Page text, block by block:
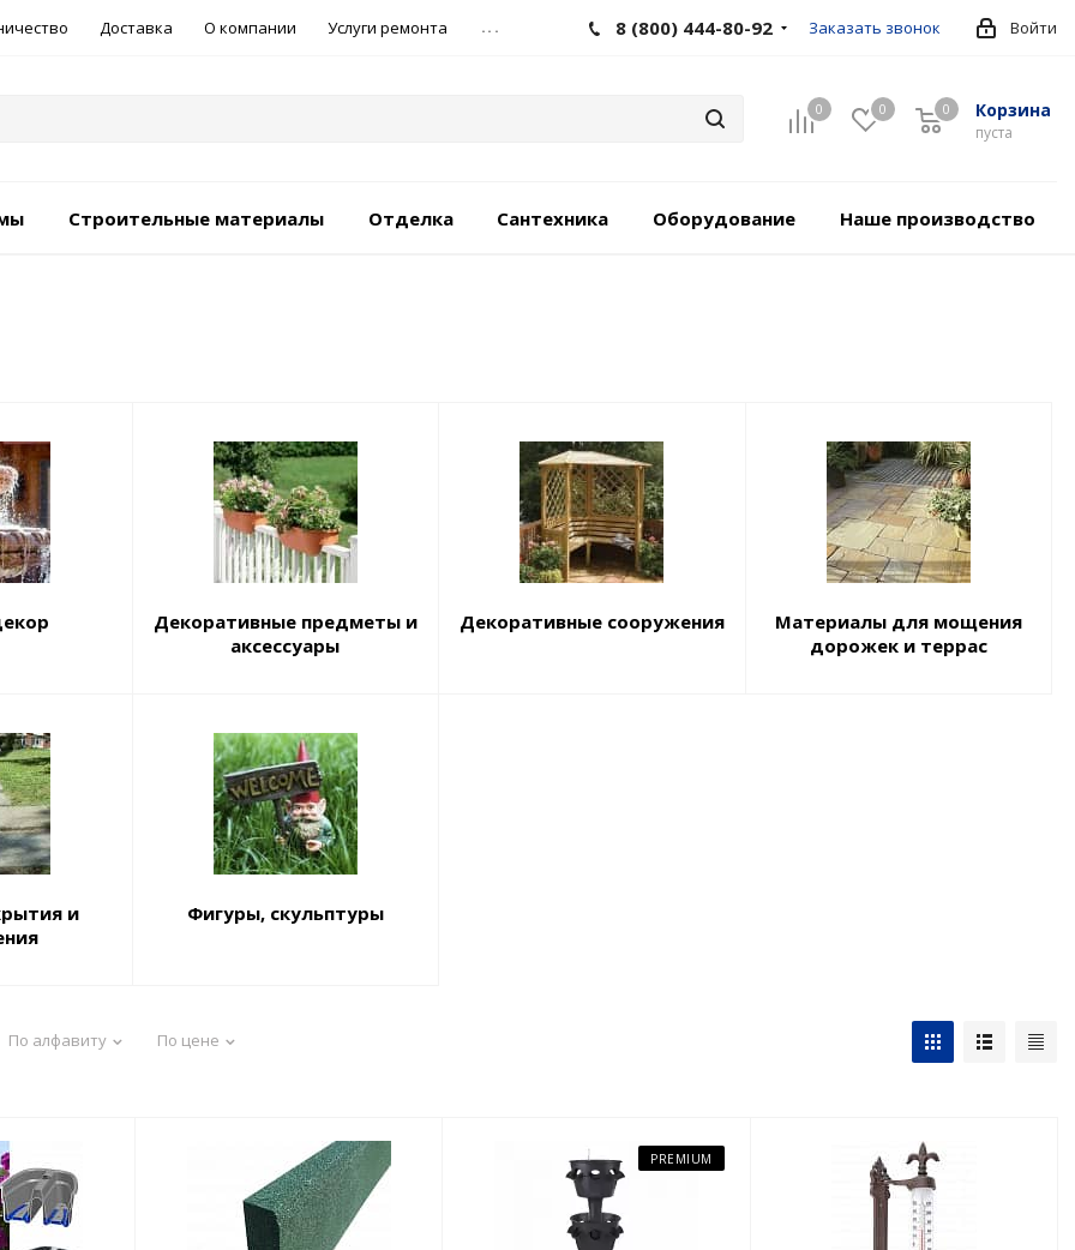
Доставка О компании Услуги ремонта ... Войти
8 (800) 444-80-92 Заказать звонок
0 0 Корзина
пуста
0
Строительные материалы Отделка Сантехника Оборудование Наше производство
Декоративные предметы и
аксессуары
Декоративные сооружения
Материалы для мощения
дорожек и террас
и
Фигуры, скульптуры
По алфавиту По цене
PREMIUM